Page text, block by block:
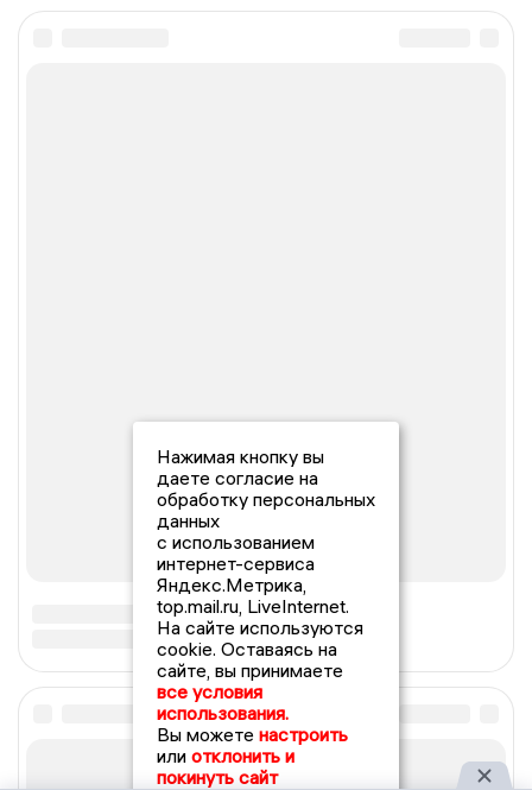
Нажимая кнопку вы
даете согласие на
обработку персональных
данных
с использованием
интернет-сервиса
Яндекс.Метрика,
top.mail.ru, LiveInternet.
На сайте используются
cookie. Оставаясь на
сайте, вы принимаете
все условия
использования.
Вы можете настроить
или отклонить и
покинуть сайт